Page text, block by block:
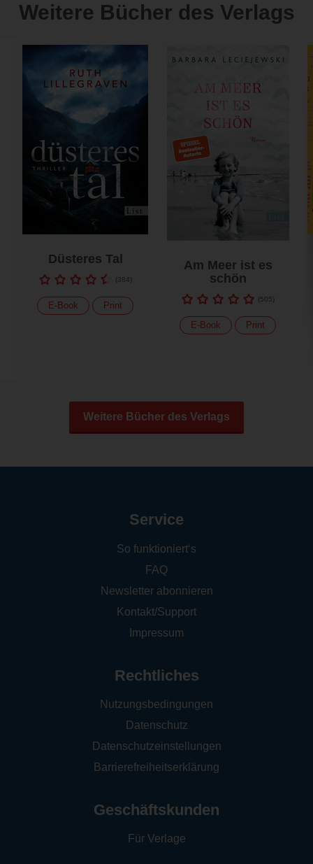
Weitere Bücher des Verlags
Düsteres Tal
(384)
E-Book Print
Am Meer ist es
schön
(505)
E-Book Print
Weitere Bücher des Verlags
Service
So funktioniert‘s
FAQ
Newsletter abonnieren
Kontakt/Support
Impressum
Rechtliches
Nutzungsbedingungen
Datenschutz
Datenschutzeinstellungen
Barrierefreiheitserklärung
Geschäftskunden
Für Verlage